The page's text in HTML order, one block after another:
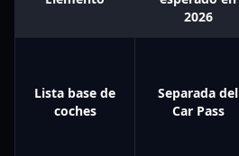
2026
Lista base de
coches
Separada del
Car Pass